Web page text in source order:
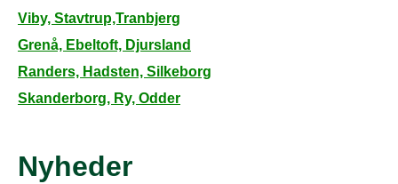
Viby, Stavtrup,Tranbjerg
Grenå, Ebeltoft, Djursland
Randers, Hadsten, Silkeborg
Skanderborg, Ry, Odder
Nyheder